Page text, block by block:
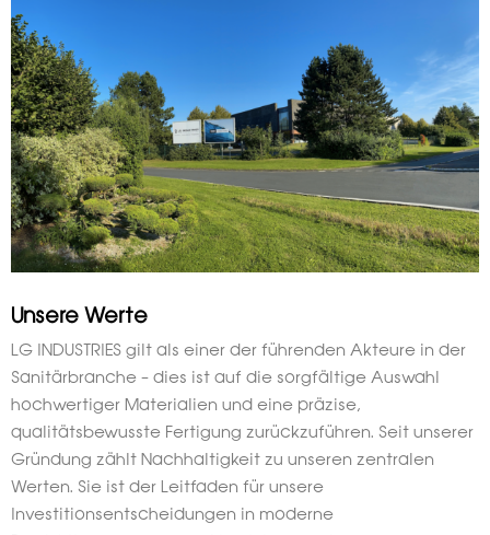
Unsere Werte
LG INDUSTRIES gilt als einer der führenden Akteure in der
Sanitärbranche – dies ist auf die sorgfältige Auswahl
hochwertiger Materialien und eine präzise,
qualitätsbewusste Fertigung zurückzuführen. Seit unserer
Gründung zählt Nachhaltigkeit zu unseren zentralen
Werten. Sie ist der Leitfaden für unsere
Investitionsentscheidungen in moderne